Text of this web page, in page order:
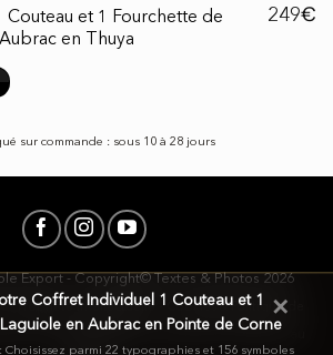
et 1 Fourchette de
en Thuya
249€
sur commande : sous 10 à 28 jours
Export- Copyright© Textes & Photos 2026
- Propriété intellectuelle - Cookies & Politique de
de non-responsabilité
✕
Coffret Individuel 1 Couteau et 1
en Aubrac en Pointe de Corne
Choisissez parmi 22 typographies et 156 symboles